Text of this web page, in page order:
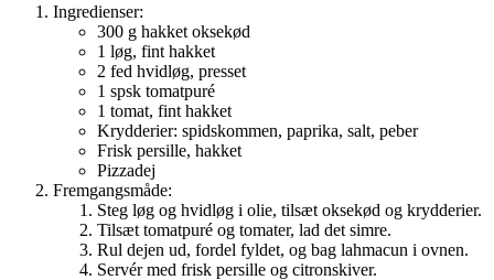
Ingredienser:
300 g hakket oksekød
1 løg, fint hakket
2 fed hvidløg, presset
1 spsk tomatpuré
1 tomat, fint hakket
Krydderier: spidskommen, paprika, salt, peber
Frisk persille, hakket
Pizzadej
Fremgangsmåde:
Steg løg og hvidløg i olie, tilsæt oksekød og krydderier.
Tilsæt tomatpuré og tomater, lad det simre.
Rul dejen ud, fordel fyldet, og bag lahmacun i ovnen.
Servér med frisk persille og citronskiver.